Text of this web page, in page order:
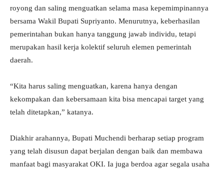
royong dan saling menguatkan selama masa kepemimpinannya
bersama Wakil Bupati Supriyanto. Menurutnya, keberhasilan
pemerintahan bukan hanya tanggung jawab individu, tetapi
merupakan hasil kerja kolektif seluruh elemen pemerintah
daerah.
“Kita harus saling menguatkan, karena hanya dengan
kekompakan dan kebersamaan kita bisa mencapai target yang
telah ditetapkan,” katanya.
Diakhir arahannya, Bupati Muchendi berharap setiap program
yang telah disusun dapat berjalan dengan baik dan membawa
manfaat bagi masyarakat OKI. Ia juga berdoa agar segala usaha